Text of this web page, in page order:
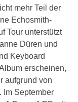
mehr Teil der
Echosmith-
Tour unterstützt
Düren und
Keyboard
erscheinen,
aufgrund von
Im September